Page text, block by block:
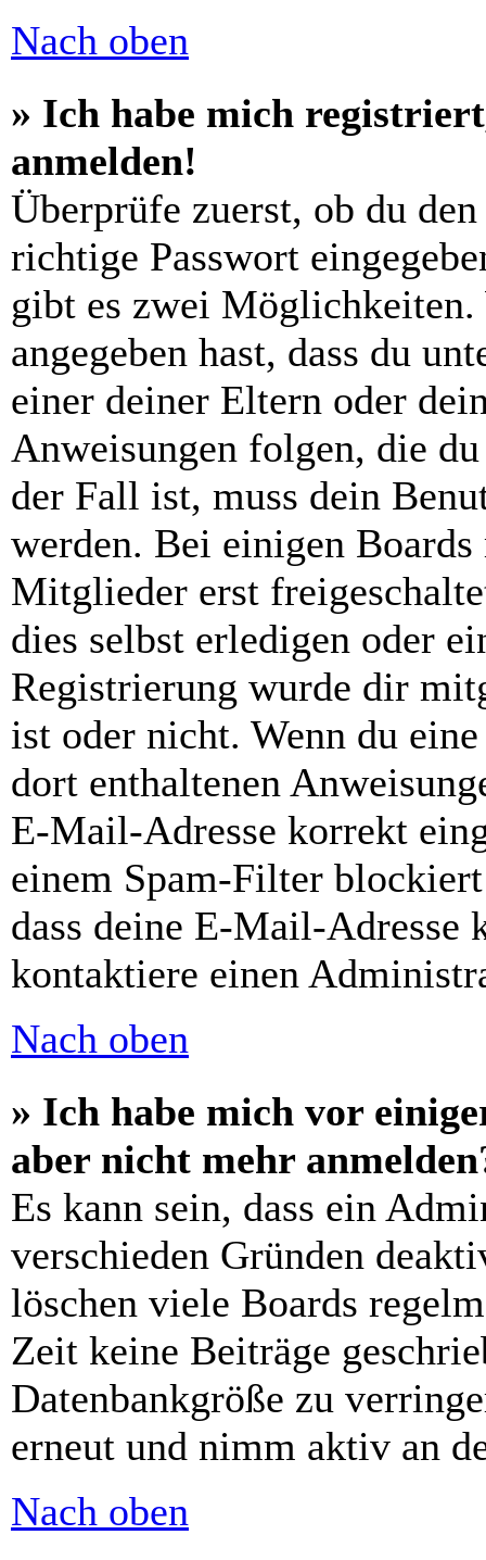
Nach oben
» Ich habe mich
anmelden!
Überprüfe zuerst, ob du
richtige Passwort
gibt es zwei
angegeben hast, dass du
einer deiner Eltern oder
Anweisungen folgen, die
der Fall ist, muss dein
werden. Bei einigen Boards
Mitglieder erst
dies selbst erledigen oder
Registrierung wurde dir
ist oder nicht. Wenn du
dort enthaltenen
E-Mail-Adresse korrekt
einem Spam-Filter
dass deine E-Mail-Adresse
kontaktiere einen
Nach oben
» Ich habe mich vor
aber nicht mehr
Es kann sein, dass ein
verschieden Gründen
löschen viele Boards
Zeit keine Beiträge
Datenbankgröße zu
erneut und nimm aktiv an
Nach oben